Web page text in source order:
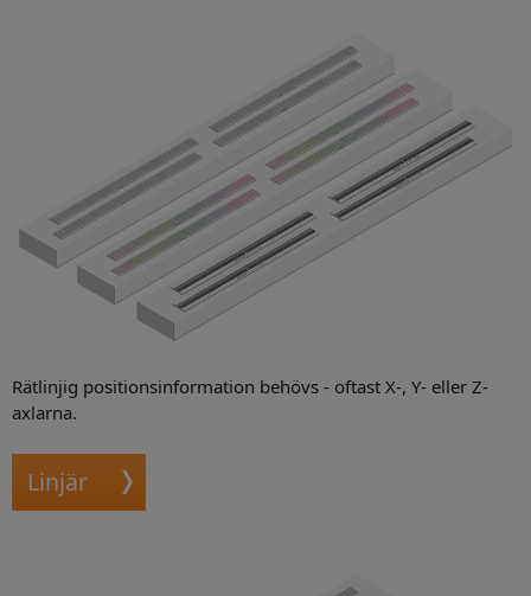
Rätlinjig positionsinformation behövs - oftast X-, Y- eller Z-
axlarna.
Linjär